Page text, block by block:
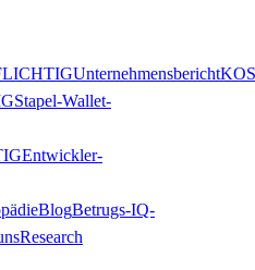
Unternehmensbericht
Stapel-Wallet-
Entwickler-
BlogBetrugs-IQ-
Research